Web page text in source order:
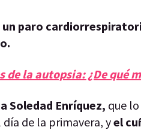
paro
la autopsia: ¿De qué
Soledad Enríquez, que
día de la primavera, yel